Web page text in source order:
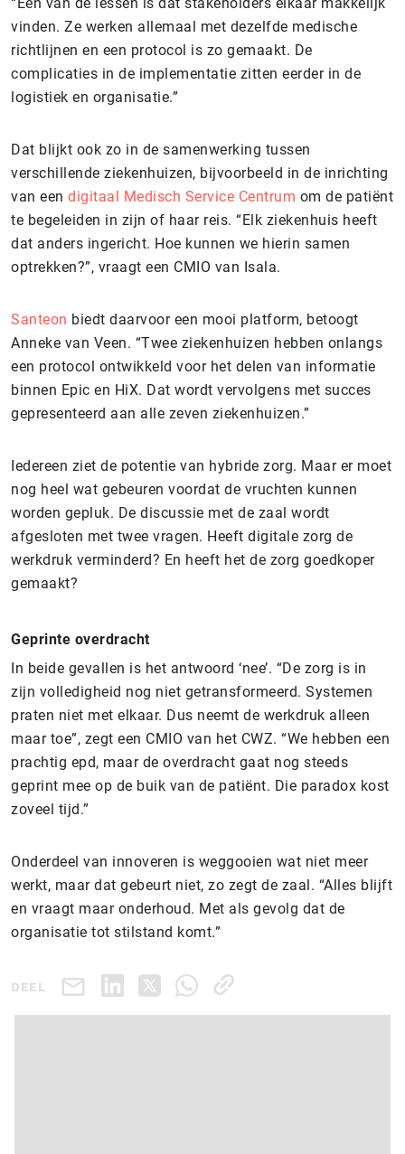
vinden. Ze werken allemaal met dezelfde medische
richtlijnen en een protocol is zo gemaakt. De
complicaties in de implementatie zitten eerder in de
logistiek en organisatie.”
Dat blijkt ook zo in de samenwerking tussen
verschillende ziekenhuizen, bijvoorbeeld in de inrichting
van een digitaal Medisch Service Centrum om de patiënt
te begeleiden in zijn of haar reis. “Elk ziekenhuis heeft
dat anders ingericht. Hoe kunnen we hierin samen
optrekken?”, vraagt een CMIO van Isala.
Santeon biedt daarvoor een mooi platform, betoogt
Anneke van Veen. “Twee ziekenhuizen hebben onlangs
een protocol ontwikkeld voor het delen van informatie
binnen Epic en HiX. Dat wordt vervolgens met succes
gepresenteerd aan alle zeven ziekenhuizen.”
Iedereen ziet de potentie van hybride zorg. Maar er moet
nog heel wat gebeuren voordat de vruchten kunnen
worden gepluk. De discussie met de zaal wordt
afgesloten met twee vragen. Heeft digitale zorg de
werkdruk verminderd? En heeft het de zorg goedkoper
gemaakt?
Geprinte overdracht
In beide gevallen is het antwoord ‘nee’. “De zorg is in
zijn volledigheid nog niet getransformeerd. Systemen
praten niet met elkaar. Dus neemt de werkdruk alleen
maar toe”, zegt een CMIO van het CWZ. “We hebben een
prachtig epd, maar de overdracht gaat nog steeds
geprint mee op de buik van de patiënt. Die paradox kost
zoveel tijd.”
Onderdeel van innoveren is weggooien wat niet meer
werkt, maar dat gebeurt niet, zo zegt de zaal. “Alles blijft
en vraagt maar onderhoud. Met als gevolg dat de
organisatie tot stilstand komt.”
DEEL